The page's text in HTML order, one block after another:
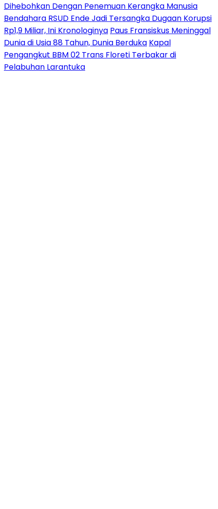
Dihebohkan Dengan Penemuan Kerangka Manusia
Bendahara RSUD Ende Jadi Tersangka Dugaan Korupsi
Rp1,9 Miliar, Ini Kronologinya Paus Fransiskus Meninggal
Dunia di Usia 88 Tahun, Dunia Berduka Kapal
Pengangkut BBM 02 Trans Floreti Terbakar di
Pelabuhan Larantuka